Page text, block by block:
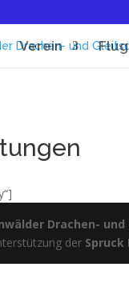
Verein
Drachen-
der Spruck